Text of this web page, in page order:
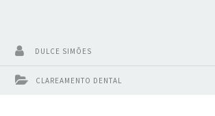
CLAREAMENTO DENTAL
DULCE SIMÕES